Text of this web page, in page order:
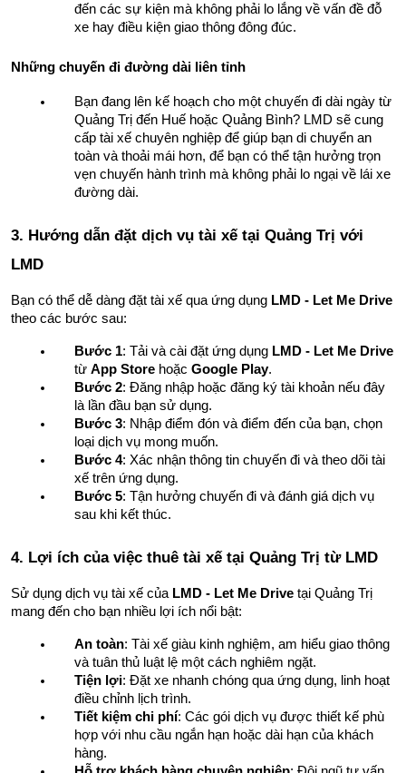
đến các sự kiện mà không phải lo lắng về vấn đề đỗ
xe hay điều kiện giao thông đông đúc.
Những chuyến đi đường dài liên tỉnh
Bạn đang lên kế hoạch cho một chuyến đi dài ngày từ
Quảng Trị đến Huế hoặc Quảng Bình? LMD sẽ cung
cấp tài xế chuyên nghiệp để giúp bạn di chuyển an
toàn và thoải mái hơn, để bạn có thể tận hưởng trọn
vẹn chuyến hành trình mà không phải lo ngại về lái xe
đường dài.
3. Hướng dẫn đặt dịch vụ tài xế tại Quảng Trị với
LMD
Bạn có thể dễ dàng đặt tài xế qua ứng dụng LMD - Let Me Drive
theo các bước sau:
Bước 1: Tải và cài đặt ứng dụng LMD - Let Me Drive
từ App Store hoặc Google Play.
Bước 2: Đăng nhập hoặc đăng ký tài khoản nếu đây
là lần đầu bạn sử dụng.
Bước 3: Nhập điểm đón và điểm đến của bạn, chọn
loại dịch vụ mong muốn.
Bước 4: Xác nhận thông tin chuyến đi và theo dõi tài
xế trên ứng dụng.
Bước 5: Tận hưởng chuyến đi và đánh giá dịch vụ
sau khi kết thúc.
4. Lợi ích của việc thuê tài xế tại Quảng Trị từ LMD
Sử dụng dịch vụ tài xế của LMD - Let Me Drive tại Quảng Trị
mang đến cho bạn nhiều lợi ích nổi bật:
An toàn: Tài xế giàu kinh nghiệm, am hiểu giao thông
và tuân thủ luật lệ một cách nghiêm ngặt.
Tiện lợi: Đặt xe nhanh chóng qua ứng dụng, linh hoạt
điều chỉnh lịch trình.
Tiết kiệm chi phí: Các gói dịch vụ được thiết kế phù
hợp với nhu cầu ngắn hạn hoặc dài hạn của khách
hàng.